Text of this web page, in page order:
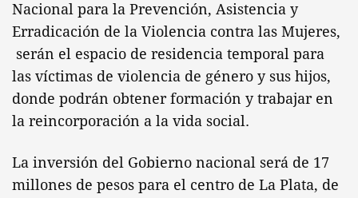
Nacional para la Prevención, Asistencia y
Erradicación de la Violencia contra las Mujeres,
serán el espacio de residencia temporal para
las víctimas de violencia de género y sus hijos,
donde podrán obtener formación y trabajar en
la reincorporación a la vida social.
La inversión del Gobierno nacional será de 17
millones de pesos para el centro de La Plata, de